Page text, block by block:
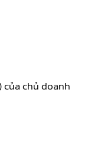
chủ doanh